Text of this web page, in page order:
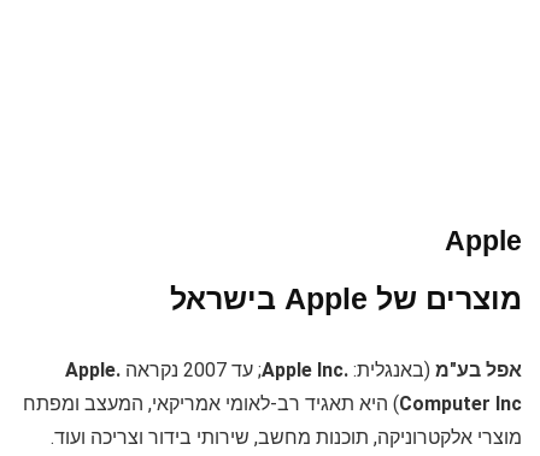
Apple
מוצרים של Apple בישראל
אפל בע"מ (באנגלית: .Apple lnc ; עד 2007 נקראה
.Apple
Computer lnc) היא תאגיד רב-לאומי אמריקאי, המעצב ומפתח
מוצרי אלקטרוניקה, תוכנות מחשב, שירותי בידור וצריכה ועוד.